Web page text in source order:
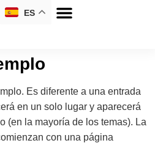
ES
Es diferente a una entrada
en un solo lugar y aparecerá
(en la mayoría de los temas). La
con una página